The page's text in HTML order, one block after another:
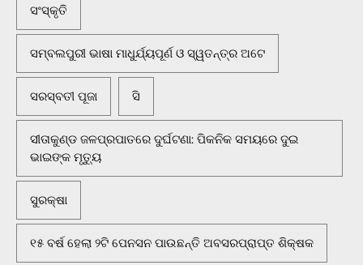
ସଂସ୍କୃତି
ସମ୍ବଲପୁରୀ ଭାଷା ମାଧୁର୍ଯ୍ୟପୂର୍ଣ ଓ ସ୍ୱତନ୍ତ୍ର ଅଟେ
ସରସ୍ବତୀ ପୂଜା ସି
ସୀତାକୁଣ୍ଡ ଜଳପ୍ରପାତରେ ଦୁର୍ଘଟଣା: ପିକନିକ ସମୟରେ ଦୁଇ
ଭାଇଙ୍କ ମୃତ୍ୟୁ
ସୁରକ୍ଷା
୧୫ ବର୍ଷ ହେଲା ୨ଟି ପେନସନ ପାଉଛନ୍ତି ଅବସରପ୍ରାପ୍ତ ଶିକ୍ଷକ